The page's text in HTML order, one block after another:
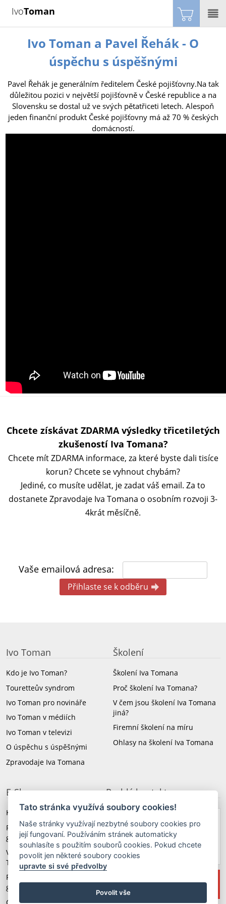
IvoToman
Ivo Toman a Pavel Řehák - O
úspěchu s úspěšnými
Pavel Řehák je generálním ředitelem České pojišťovny.Na tak
důležitou pozici v největší pojišťovně v České republice a na
Slovensku se dostal už ve svých pětatřiceti letech. Alespoň
jeden finanční produkt České pojišťovny má až 70 % českých
domácností.
Chcete získávat ZDARMA výsledky třicetiletých
zkušeností Iva Tomana?
Chcete mít ZDARMA informace, za které byste dali tisíce
korun? Chcete se vyhnout chybám?
Jediné, co musíte udělat, je zadat váš email. Za to
dostanete Zpravodaje Iva Tomana o osobním rozvoji 3-
4krát měsíčně.
Vaše emailová adresa:
Ivo Toman
Kdo je Ivo Toman?
Touretteův syndrom
Ivo Toman pro novináře
Ivo Toman v médiích
Ivo Toman v televizi
O úspěchu s úspěšnými
Zpravodaje Iva Tomana
Školení
Školení Iva Tomana
Proč školení Iva Tomana?
V čem jsou školení Iva Tomana
jiná?
Firemní školení na míru
Ohlasy na školení Iva Tomana
E-Shop
Knihy a CD Iva Tomana
Revoluční angličtina 3.
generace
Video školení Iva
Tomana
Revoluční němčina 3.
generace
Rychlý kontakt
+420 603 579 174
taxus@taxus.cz
Tato stránka využívá soubory cookies!
Naše stránky využívají nezbytné soubory cookies pro
její fungovaní. Používáním stránek automaticky
souhlasíte s použitím souborů cookies. Pokud chcete
povolit jen některé soubory cookies
upravte si své předvolby
Povolit vše